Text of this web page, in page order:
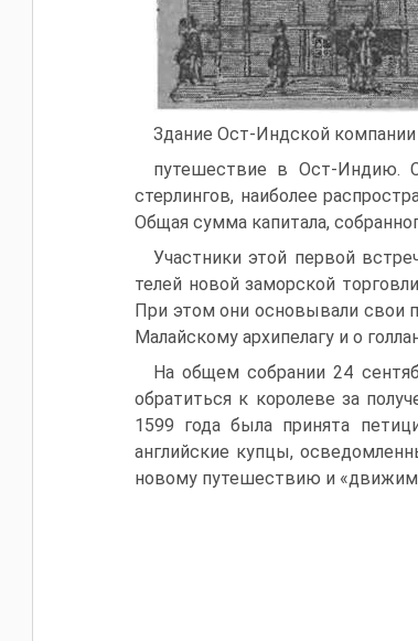
Здание Ост-Индской компании
путешествие в Ост-Индию.
стерлин­гов, наиболее
Общая сумма капитала,
Участники этой первой
телей новой заморской
При этом они основывали свои
Малайскому архипелагу и о
На общем собрании 24
обратиться к королеве за
1599 года была принята
английские купцы,
новому путешествию и